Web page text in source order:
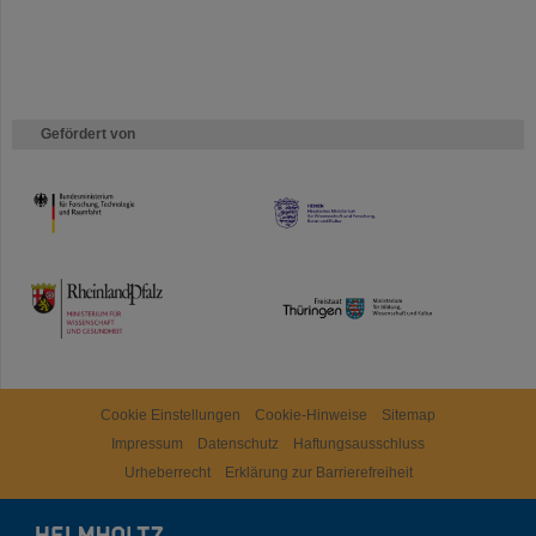
Gefördert von
HMWK
TMWWDG
Cookie Einstellungen Cookie-Hinweise
Sitemap
Impressum
Datenschutz
Haftungsausschluss
Urheberrecht
Erklärung zur Barrierefreiheit